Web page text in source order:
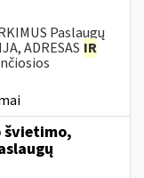
Paslaugų
ADRESAS IR
švietimo,